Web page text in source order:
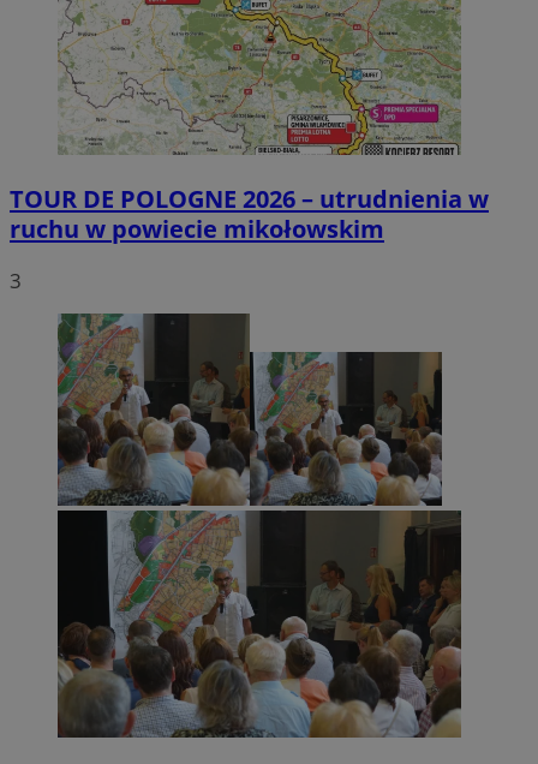
TOUR DE POLOGNE 2026 – utrudnienia w
ruchu w powiecie mikołowskim
3